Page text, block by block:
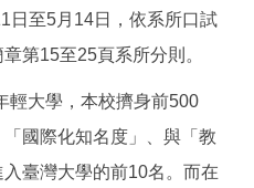
日至5月14日，依系所口試
第15至25頁系所分則。
輕大學，本校擠身前500
國際化知名度」、與「教
臺灣大學的前10名。而在